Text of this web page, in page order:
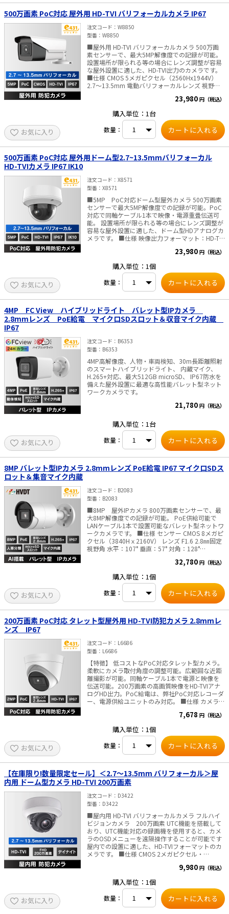
500万画素 PoC対応 屋外用 HD-TVI バリフォーカルカメラ IP67
注文コード
W8850
型番
W8850
■屋外用 HD-TVI バリフォーカルカメラ 500万画
素センサーで、最大5MP解像度での記録が可能。
設置場所が限られる等の場合にレンズ調整が容易
な屋外設置に適した、HD-TVI出力のカメラです。
■仕様 CMOS 5メガピクセル（2560Hx1944V）
2.7～13.5mm 電動バリフォーカルレンズ 視野
～33°（対角） DAY&NIGHT 自動切換、夜間モノク
塵性能 IP67 電源 DC 12V / PoC.at・消費電力 最
りません 別途販売はこちらより
23,980 円（税込）
お気に入り
購入単位：1台
数量：
500万画素 PoC対応 屋外用ドーム型2.7~13.5mmバリフォーカル
HD-TVIカメラ IP67 IK10
注文コード
X8571
型番
X8571
■5MP PoC対応ドーム型屋外カメラ 500万画素
センサーで最大5MP解像度での記録が可能。PoC
対応で同軸ケーブル1本で映像・電源重畳伝送可
能。 設置場所が限られる等の場合にレンズ調整が
容易な屋外設置に適した、ドーム型HDアナログカ
メラです。 ■仕様 映像出力フォーマット：HD-TVI
レンズ ：2.7～13.5mm バリフォーカル 視野
～30° DAY&NIGHT:自動切換、夜間モノクロ映像、
赤外線ライト照射40m 防水防塵性能：IP67 / 耐衝
撃性能：IK10 消費電力：最大7.4W / PoC.at 寸
法：Φ145mm ×111.3mm・重量 約863g ■ご
注意■ ・PoC給電は、弊社PoC対応レコーダー以
外では対応していません。 ・ACアダプタは付属し
ておりません。別途販売はこちらより
23,980 円（税込）
お気に入り
購入単位：1個
数量：
4MP FC View ハイブリッドライト バレット型IPカメラ
2.8mmレンズ PoE給電 マイクロSDスロット＆収音マイク内蔵
IP67
注文コード
B6353
型番
B6353
4MP高解像度、人物・車両検知、30m長距離照射
のスマートハイブリッドライト、 内蔵マイク、
H.265+対応、最大512GB microSD、 IP67防水を
備えた屋外設置に最適な高性能バレット型ネット
ワークカメラです。
21,780 円（税込）
お気に入り
購入単位：1台
数量：
8MP バレット型IPカメラ 2.8mmレンズ PoE給電 IP67 マイクロSDス
ロット＆集音マイク内蔵
注文コード
B2083
型番
B2083
■8MP 屋外IPカメラ 800万画素センサーで、最
大8MP解像度での記録が可能。 PoE供給可能で
LANケーブル1本で設置可能なバレット型ネットワ
ークカメラです。 ■仕様 センサー CMOS 8メガピ
クセル（3840Hｘ2160V） レンズ F1.6 2.8㎜固定
視野角 水平：107° 垂直：57° 対角：128°
クロSDカードスロット（最大256GB)SDカードの
ご購入はこちらから 内蔵マイク 搭載 防水防塵性
PoE(802.3af） 最大7.2W 寸法 Φ70 × 161.7
mm ・重量 約495 g ※屋内/屋外ともにご利用
いただけます。 ■ご注意■ PoE給電しない場合、
別途販売のACアダプタが必要です。 別途販売はこ
し、様々なシーンでセキュリティーを効率的に運
用できます。–– ■住宅での活用シーン ・スマート
フォンへの迅速なアラーム通知・・・アラーム情
報やライブ映像の確認ができます。 ・光と音声で
侵入者を警告*・・・侵入者がいた場合、光とカス
タマイズ可能な音声メッセージで威嚇します。
*）内蔵スピーカ、閃光ライト搭載の機種に限りま
す。対応しているかは、商品の仕様書を確認くだ
さい。 ■監視センターでの活用シーン 複数の場所
ティ監視は簡単な作業ではありません。 本製品は
作業効率を高め、ワークフロー改善に役立ちま
す。 ・防犯について・・・人が侵入した場合の
み、正確な警報を発します。 ・再生・録画検索に
ついて・・・人や車両などの映像を分類して速や
かに検索できます。 ■工場の場合 工場や倉庫には
高い原材料や商品が保管されています。 ここでの
セキュリティは非常に重要です。このような作業
を行うには通常限られた人手しかいません。 本デ
バイスは効果的かつ効率的な代替ソリューション
を提供できます。 ・警備員のパトロールをカメラ
に置き換える ・人間をターゲットとした正確な不
合にのみ警告を出すよう設定できます。 動物が侵
入してもアラームは出しません。 ■HVDTとは デ
ィープラーニングアルゴリズムを搭載した HVDT
by AI（Human & Vehicle Detection Technology
by AI）技術は、 フロントエンドとバックエンドの
デバイスに人物と車両の識別アラームを もたらし
ます。このシステムは、人間と車両の識別にフォ
ーカスし、アラームの 効率と効果を大幅に向上さ
32,780 円（税込）
お気に入り
購入単位：1個
数量：
200万画素 PoC対応 タレット型屋外用 HD-TVI防犯カメラ 2.8mmレ
ンズ IP67
注文コード
L6686
型番
L6686
【特徴】 低コストなPoC対応タレット型カメラ。
柔軟にカメラ取付角度の調整可能。広範囲な近距
離撮影が可能。同軸ケーブル1本で電源と映像を
伝送可能。200万画素の高画質映像をHD-TVIアナ
ログHD出力。PoC給電は、弊社PoC対応レコーダ
ー、電源供給ユニットのみ対応。 ■仕様 カメラ
イトON） シャッター速度 1/25(1/30)s～
1/50,000s、スローシャッター最大16倍 Day＆
調整角度 水平：0～360°、垂直：0～75°、回転：
0～360° WDR（ダイナミックレンジ） Digital
WDR 映像出力 1ch：HD-TVI メニュー 画像モード
STD/HIGH-SAT AGC LOW/MEDIUM/HIGH
DAY&NIGHTモード SMART/COLOR/B&W ホワイ
トバランス AUTO/MANUAL ノイズリダクション
2D DNR 自動露出モード
GLOBAL/HLC/BLC/DWDR ファンクション
BRIGHTNESS/SHARPNESS/SMART IR 一般 電源
12VDC±25%/PoC.af※電源アダプター使用時
は、カメラ1台に1台の電源アダプターで供給する
ことをお薦めします。 消費電力 最大2.9W 使用温
度範囲 -40°C～+60°C 使用湿度範囲 湿度90％以下
スティック 寸法 Φ109.8mm×91mm 重量 約
は、弊社PoC対応レコーダー以外では対応してい
ません。・ACアダプタは付属しておりません。別
途販売はこちらより
7,678 円（税込）
お気に入り
購入単位：1個
数量：
【在庫限り!数量限定セール】＜2.7～13.5mm バリフォーカル＞屋
内用 ドーム型カメラ HD-TVI 200万画素
注文コード
D3422
型番
D3422
■屋内用 HD-TVI バリフォーカルカメラ フルハイ
ビジョンカメラ 200万画素 UTC機能を搭載して
おり、UTC機能対応の録画機を使用すると、カメ
ラのOSDメニューを遠隔操作することが可能です
屋内での設置に適した、HD-TVIフォーマットのカ
メラです。 ■仕様 CMOS 2メガピクセル・
角 32.1°～103°) DAY&NIGHT 自動(赤外線照射距離
ん 別途販売はこちらより
9,980 円（税込）
お気に入り
購入単位：1個
数量：